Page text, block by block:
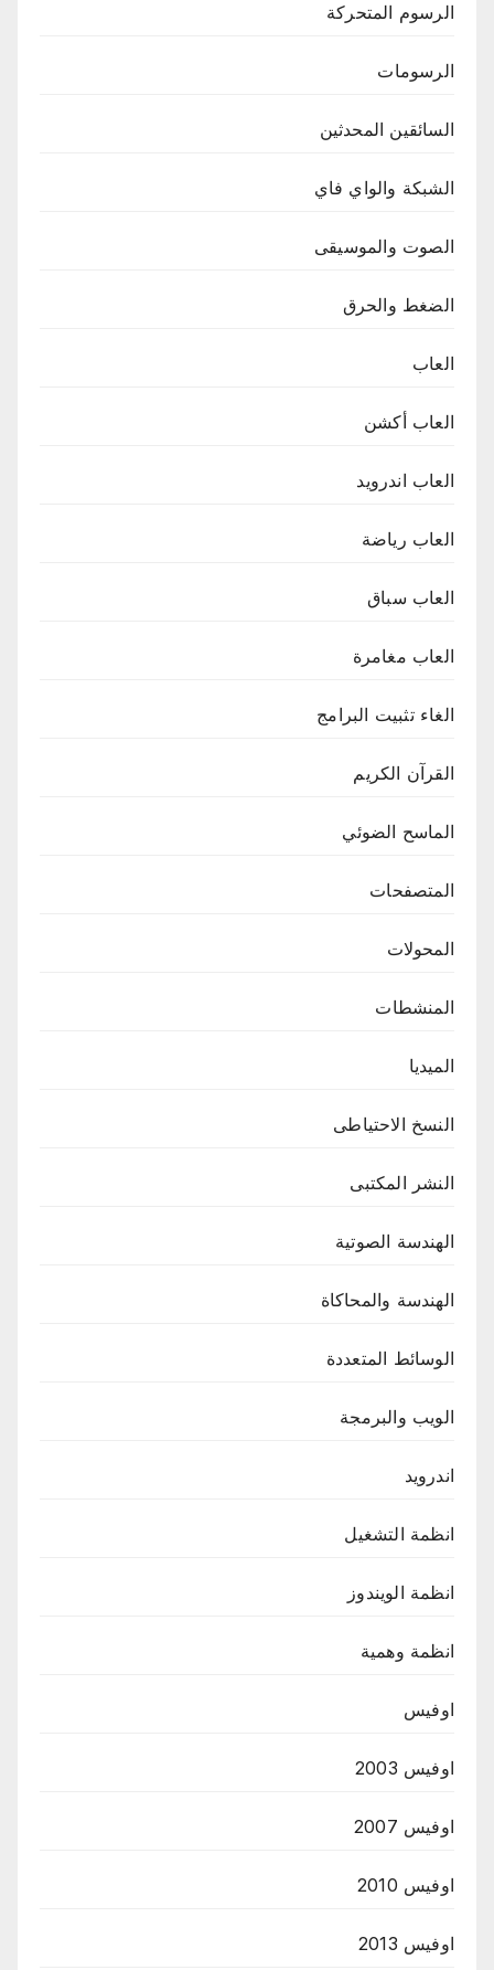
الرسوم المتحركة
الرسومات
السائقين المحدثين
الشبكة والواي فاي
الصوت والموسيقى
الضغط والحرق
العاب
العاب أكشن
العاب اندرويد
العاب رياضة
العاب سباق
العاب مغامرة
الغاء تثبيت البرامج
القرآن الكريم
الماسح الضوئي
المتصفحات
المحولات
المنشطات
الميديا
النسخ الاحتياطى
النشر المكتبى
الهندسة الصوتية
الهندسة والمحاكاة
الوسائط المتعددة
الويب والبرمجة
اندرويد
انظمة التشغيل
انظمة الويندوز
انظمة وهمية
اوفيس
اوفيس 2003
اوفيس 2007
اوفيس 2010
اوفيس 2013